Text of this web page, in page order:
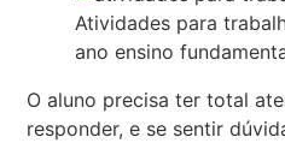
Atividades para
ano ensino
O aluno precisa ter total
responder, e se sentir